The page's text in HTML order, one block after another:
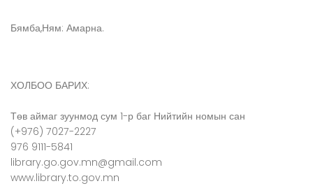
Бямба,Ням: Амарна.
ХОЛБОО БАРИХ:
Төв аймаг зуунмод сум 1-р баг Нийтийн номын сан
(+976) 7027-2227
976 9111-5841
library.go.gov.mn@gmail.com
www.library.to.gov.mn